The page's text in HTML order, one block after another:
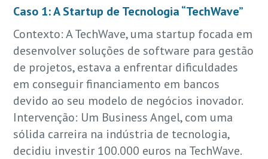
Caso 1: A Startup de Tecnologia “TechWave”
Contexto: A TechWave, uma startup focada em
desenvolver soluções de software para gestão
de projetos, estava a enfrentar dificuldades
em conseguir financiamento em bancos
devido ao seu modelo de negócios inovador.
Intervenção: Um Business Angel, com uma
sólida carreira na indústria de tecnologia,
decidiu investir 100.000 euros na TechWave.